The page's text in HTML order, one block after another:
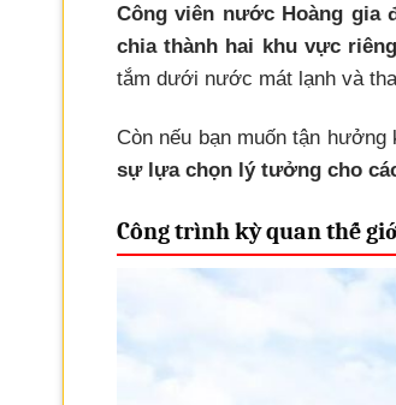
Công viên nước Hoàng gia
chia thành hai khu vực
tắm dưới nước mát lạnh và
Còn nếu bạn muốn tận
sự lựa chọn lý tưởng cho
Công trình kỳ quan thế